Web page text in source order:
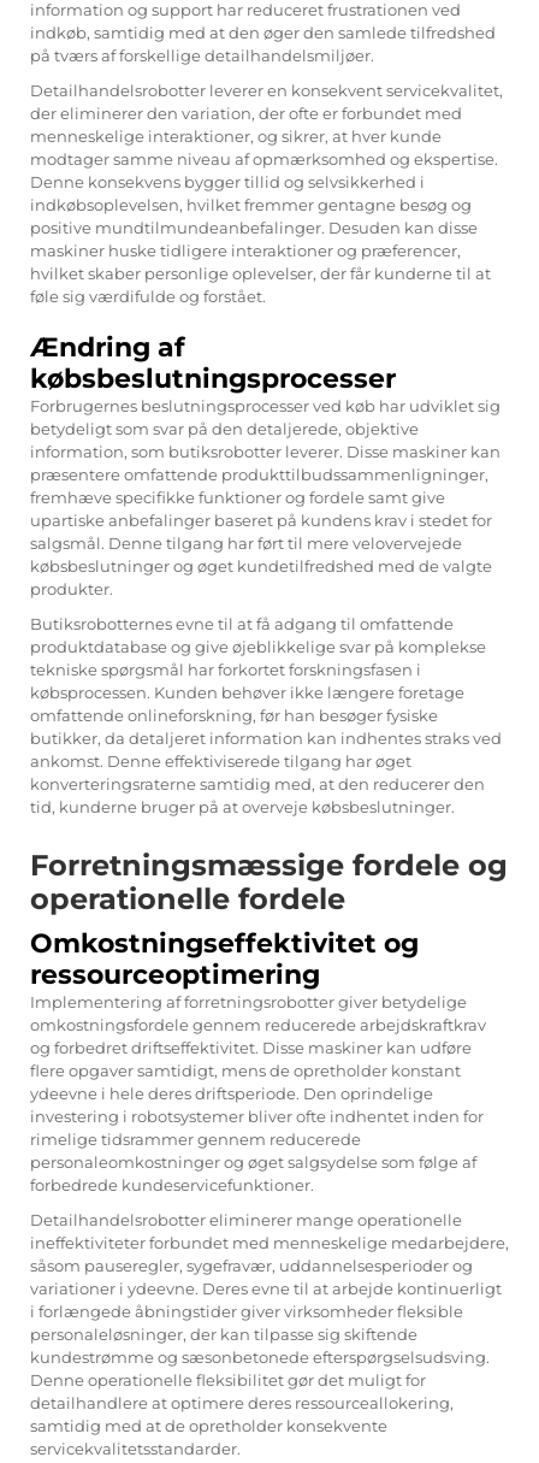
information og support har reduceret frustrationen ved
indkøb, samtidig med at den øger den samlede tilfredshed
på tværs af forskellige detailhandelsmiljøer.
Detailhandelsrobotter leverer en konsekvent servicekvalitet,
der eliminerer den variation, der ofte er forbundet med
menneskelige interaktioner, og sikrer, at hver kunde
modtager samme niveau af opmærksomhed og ekspertise.
Denne konsekvens bygger tillid og selvsikkerhed i
indkøbsoplevelsen, hvilket fremmer gentagne besøg og
positive mundtilmundeanbefalinger. Desuden kan disse
maskiner huske tidligere interaktioner og præferencer,
hvilket skaber personlige oplevelser, der får kunderne til at
føle sig værdifulde og forstået.
Ændring af
købsbeslutningsprocesser
Forbrugernes beslutningsprocesser ved køb har udviklet sig
betydeligt som svar på den detaljerede, objektive
information, som butiksrobotter leverer. Disse maskiner kan
præsentere omfattende produkttilbudssammenligninger,
fremhæve specifikke funktioner og fordele samt give
upartiske anbefalinger baseret på kundens krav i stedet for
salgsmål. Denne tilgang har ført til mere velovervejede
købsbeslutninger og øget kundetilfredshed med de valgte
produkter.
Butiksrobotternes evne til at få adgang til omfattende
produktdatabase og give øjeblikkelige svar på komplekse
tekniske spørgsmål har forkortet forskningsfasen i
købsprocessen. Kunden behøver ikke længere foretage
omfattende onlineforskning, før han besøger fysiske
butikker, da detaljeret information kan indhentes straks ved
ankomst. Denne effektiviserede tilgang har øget
konverteringsraterne samtidig med, at den reducerer den
tid, kunderne bruger på at overveje købsbeslutninger.
Forretningsmæssige fordele og
operationelle fordele
Omkostningseffektivitet og
ressourceoptimering
Implementering af forretningsrobotter giver betydelige
omkostningsfordele gennem reducerede arbejdskraftkrav
og forbedret driftseffektivitet. Disse maskiner kan udføre
flere opgaver samtidigt, mens de opretholder konstant
ydeevne i hele deres driftsperiode. Den oprindelige
investering i robotsystemer bliver ofte indhentet inden for
rimelige tidsrammer gennem reducerede
personaleomkostninger og øget salgsydelse som følge af
forbedrede kundeservicefunktioner.
Detailhandelsrobotter eliminerer mange operationelle
ineffektiviteter forbundet med menneskelige medarbejdere,
såsom pauseregler, sygefravær, uddannelsesperioder og
variationer i ydeevne. Deres evne til at arbejde kontinuerligt
i forlængede åbningstider giver virksomheder fleksible
personaleløsninger, der kan tilpasse sig skiftende
kundestrømme og sæsonbetonede efterspørgselsudsving.
Denne operationelle fleksibilitet gør det muligt for
detailhandlere at optimere deres ressourceallokering,
samtidig med at de opretholder konsekvente
servicekvalitetsstandarder.